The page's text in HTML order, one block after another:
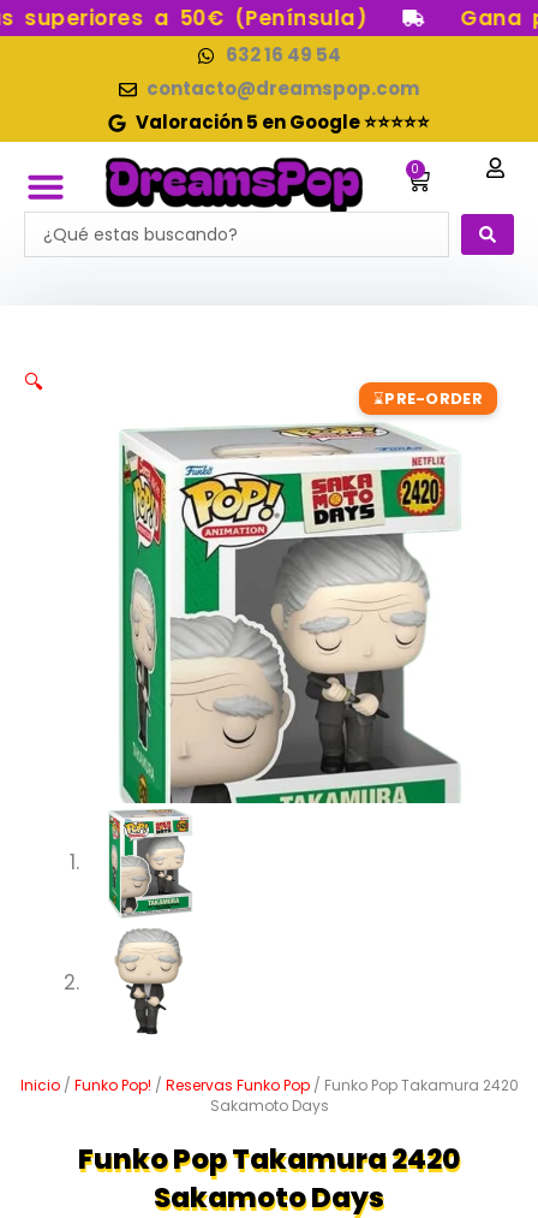
Ir
a 50€ (Península) Gana
632 16 49 54
contacto@dreamspop.com
Valoración 5 en Google ⭐⭐⭐⭐⭐
0
Carrito
Search
...
⌛PRE-ORDER
🔍
Inicio/ Funko Pop! / Reservas Funko Pop/ Funko Pop Takamura 2420
Sakamoto Days
Funko Pop Takamura 2420
Sakamoto Days